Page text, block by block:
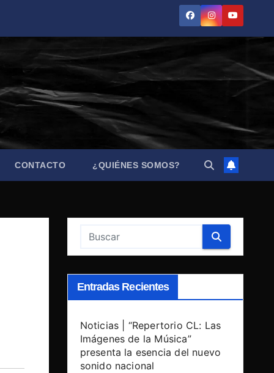
CONTACTO ¿QUIÉNES SOMOS?
Entradas Recientes
Noticias | “Repertorio CL: Las
Imágenes de la Música”
presenta la esencia del nuevo
sonido nacional